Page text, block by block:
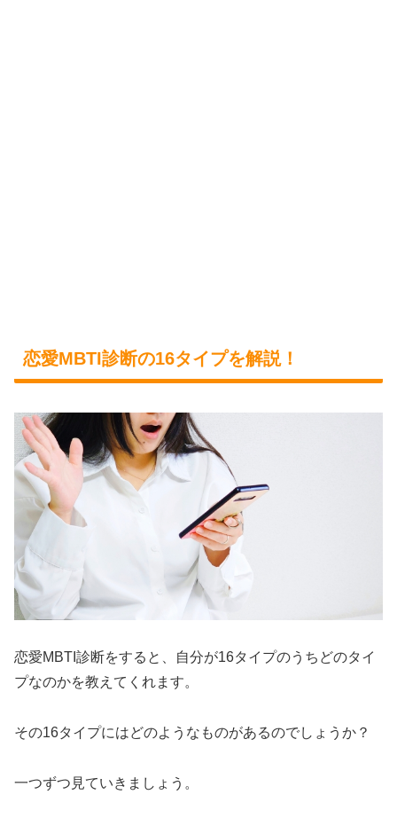
恋愛MBTI診断の16タイプを解説！
恋愛MBTI診断をすると、自分が16タイプのうちどのタイ
プなのかを教えてくれます。
その16タイプにはどのようなものがあるのでしょうか？
一つずつ見ていきましょう。